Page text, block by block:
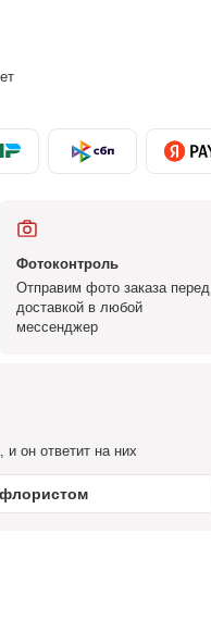
Фотоконтроль
Отправим фото заказа перед
доставкой в любой
мессенджер
он ответит на них